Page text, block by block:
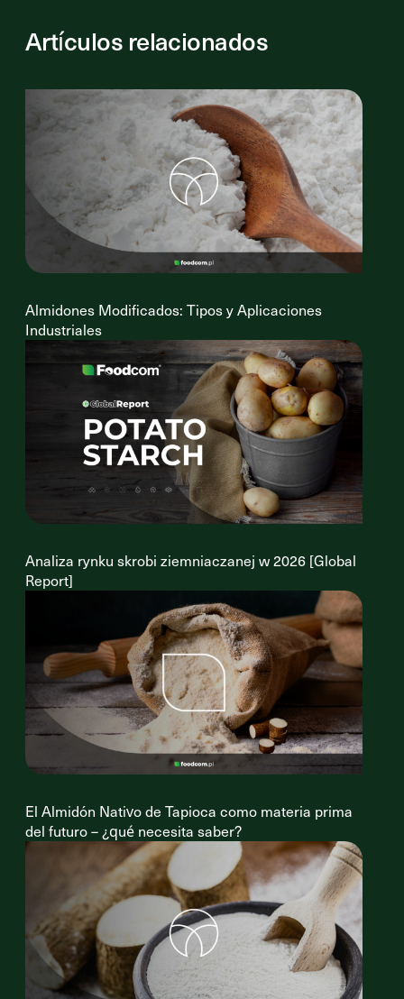
Artículos relacionados
Almidones Modificados: Tipos y Aplicaciones
Industriales
Analiza rynku skrobi ziemniaczanej w 2026 [Global
Report]
El Almidón Nativo de Tapioca como materia prima
del futuro – ¿qué necesita saber?